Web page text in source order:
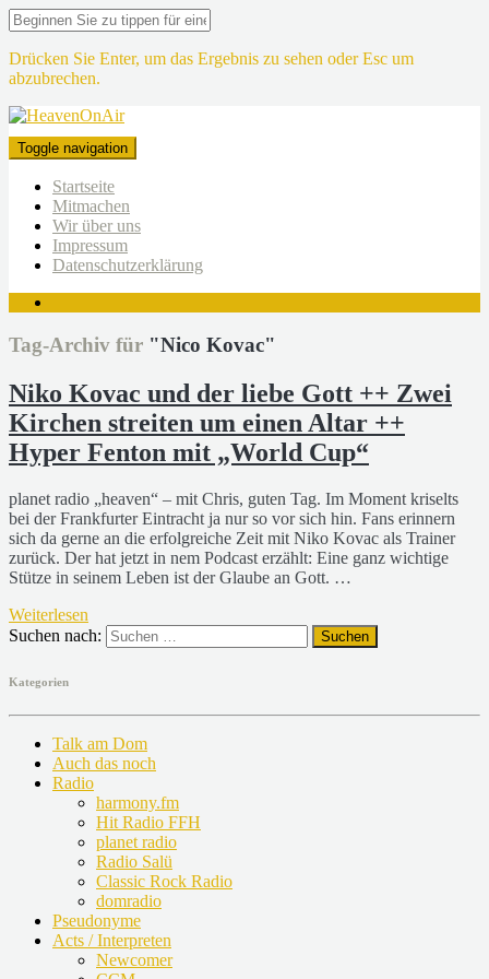
Drücken Sie Enter, um das Ergebnis zu sehen oder Esc um
abzubrechen.
Toggle navigation
Startseite
Mitmachen
Wir über uns
Impressum
Datenschutzerklärung
Tag-Archiv für "Nico Kovac"
Niko Kovac und der liebe Gott ++ Zwei
Kirchen streiten um einen Altar ++
Hyper Fenton mit „World Cup“
planet radio „heaven“ – mit Chris, guten Tag. Im Moment kriselts
bei der Frankfurter Eintracht ja nur so vor sich hin. Fans erinnern
sich da gerne an die erfolgreiche Zeit mit Niko Kovac als Trainer
zurück. Der hat jetzt in nem Podcast erzählt: Eine ganz wichtige
Stütze in seinem Leben ist der Glaube an Gott. …
Weiterlesen
Suchen nach:
Kategorien
Talk am Dom
Auch das noch
Radio
harmony.fm
Hit Radio FFH
planet radio
Radio Salü
Classic Rock Radio
domradio
Pseudonyme
Acts / Interpreten
Newcomer